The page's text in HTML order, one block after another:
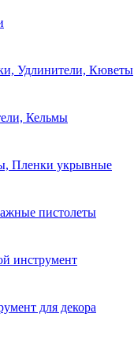
Удлинители, Кюветы
Кельмы
Пленки укрывные
пистолеты
инструмент
для декора